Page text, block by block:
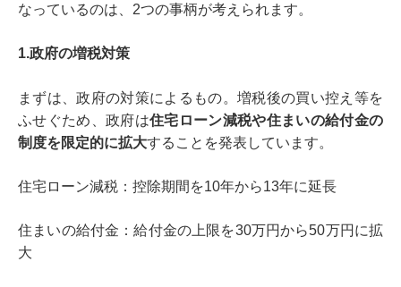
なっているのは、2つの事柄が考えられます。
1.政府の増税対策
まずは、政府の対策によるもの。増税後の買い控え等を
ふせぐため、政府は住宅ローン減税や住まいの給付金の
制度を限定的に拡大することを発表しています。
住宅ローン減税：控除期間を10年から13年に延長
住まいの給付金：給付金の上限を30万円から50万円に拡
大